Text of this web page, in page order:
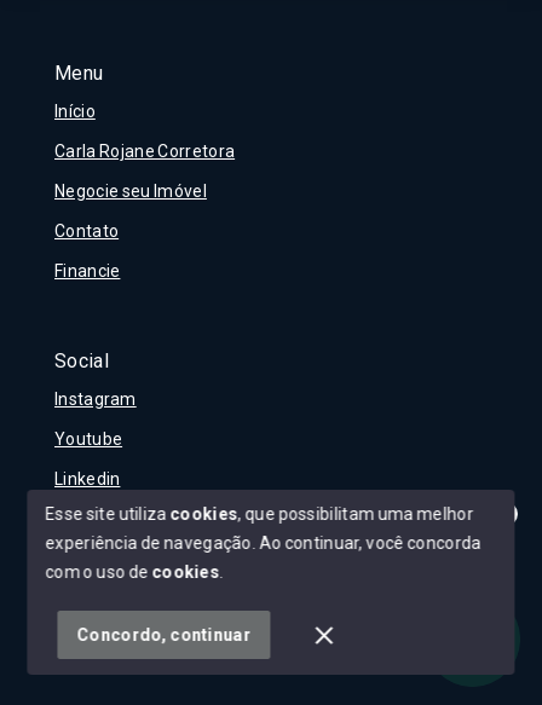
Olá! Tudo bem?
Menu
Início
Carla Rojane Corretora
Negocie seu Imóvel
Contato
Financie
Social
Instagram
Youtube
Linkedin
© Copyright 2026 - Carla Rojane - Todos os direitos
SITE PARA IMOBILIARIA
Esse site utiliza cookies, que possibilitam uma melhor
experiência de navegação. Ao continuar, você concorda
com o uso de cookies
Concordo, continuar